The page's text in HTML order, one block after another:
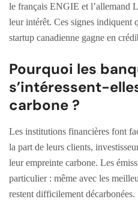
le français ENGIE et l’allemand
leur intérêt. Ces signes indiquent
startup canadienne gagne en
Pourquoi les
s’intéressent-
carbone ?
Les institutions financières font
la part de leurs clients,
leur empreinte carbone. Les
particulier : même avec les
restent difficilement décarbonées.